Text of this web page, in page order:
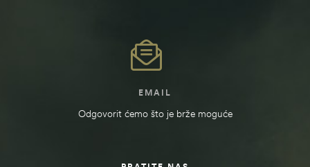
EMAIL
Odgovorit ćemo što je brže moguće